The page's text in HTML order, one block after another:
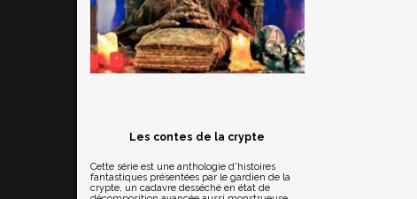
Les contes de la crypte
Cette série est une anthologie d'histoires
fantastiques présentées par le gardien de la
crypte, un cadavre desséché en état de